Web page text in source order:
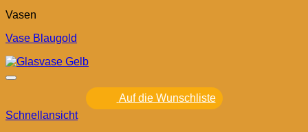
Vasen
Vase Blaugold
Auf die Wunschliste
Schnellansicht